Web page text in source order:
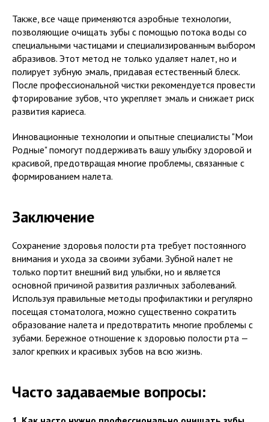
Также, все чаще применяются аэробные технологии,
позволяющие очищать зубы с помощью потока воды со
специальными частицами и специализированным выбором
абразивов. Этот метод не только удаляет налет, но и
полирует зубную эмаль, придавая естественный блеск.
После профессиональной чистки рекомендуется провести
фторирование зубов, что укрепляет эмаль и снижает риск
развития кариеса.
Инновационные технологии и опытные специалисты "Мои
Родные" помогут поддерживать вашу улыбку здоровой и
красивой, предотвращая многие проблемы, связанные с
формированием налета.
Заключение
Сохранение здоровья полости рта требует постоянного
внимания и ухода за своими зубами. Зубной налет не
только портит внешний вид улыбки, но и является
основной причиной развития различных заболеваний.
Используя правильные методы профилактики и регулярно
посещая стоматолога, можно существенно сократить
образование налета и предотвратить многие проблемы с
зубами. Бережное отношение к здоровью полости рта —
залог крепких и красивых зубов на всю жизнь.
Часто задаваемые вопросы: